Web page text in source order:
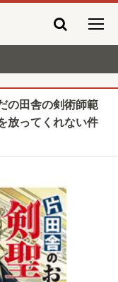
の田舎の剣術師範
放ってくれない件